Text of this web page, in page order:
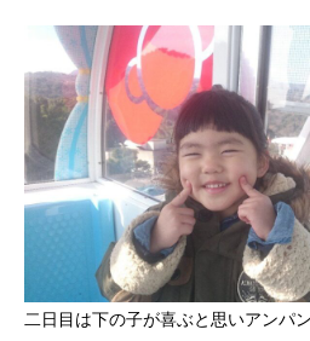
二日目は下の子が喜ぶと思いアンパ